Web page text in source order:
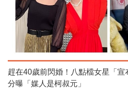
趕在40歲前閃婚！八點檔女星「
分曝「媒人是柯叔元」